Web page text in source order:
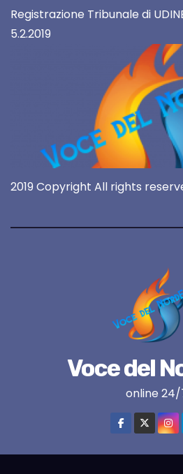
Registrazione Tribunale di
5.2.2019
2019 Copyright All rights
Voce del
online 24/